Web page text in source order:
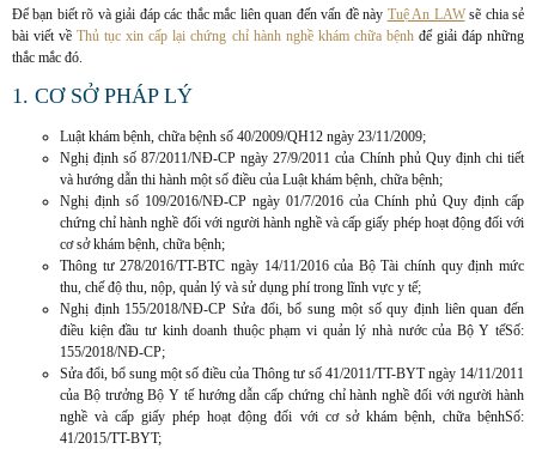
Để bạn biết rõ và giải đáp các thắc mắc liên quan đến vấn đề này Tuệ An LAWsẽ chia sẻ
bài viết vềThủ tục xin cấp lại chứng chỉ hành nghề khám chữa bệnhđể giải đáp những
thắc mắc đó.
1. CƠ SỞ PHÁP LÝ
Luật khám bệnh, chữa bệnh số 40/2009/QH12 ngày 23/11/2009;
Nghị định số 87/2011/NĐ-CP ngày 27/9/2011 của Chính phủ Quy định chi tiết
và hướng dẫn thi hành một số điều của Luật khám bệnh, chữa bệnh;
Nghị định số 109/2016/NĐ-CP ngày 01/7/2016 của Chính phủ Quy định cấp
chứng chỉ hành nghề đối với người hành nghề và cấp giấy phép hoạt động đối với
cơ sở khám bệnh, chữa bệnh;
Thông tư 278/2016/TT-BTC ngày 14/11/2016 của Bộ Tài chính quy định mức
thu, chế độ thu, nộp, quản lý và sử dụng phí trong lĩnh vực y tế;
Nghị định 155/2018/NĐ-CP Sửa đổi, bổ sung một số quy định liên quan đến
điều kiện đầu tư kinh doanh thuộc phạm vi quản lý nhà nước của Bộ Y tếSố:
155/2018/NĐ-CP;
Sửa đổi, bổ sung một số điều của Thông tư số 41/2011/TT-BYT ngày 14/11/2011
của Bộ trưởng Bộ Y tế hướng dẫn cấp chứng chỉ hành nghề đối với người hành
nghề và cấp giấy phép hoạt động đối với cơ sở khám bệnh, chữa bệnhSố:
41/2015/TT-BYT;